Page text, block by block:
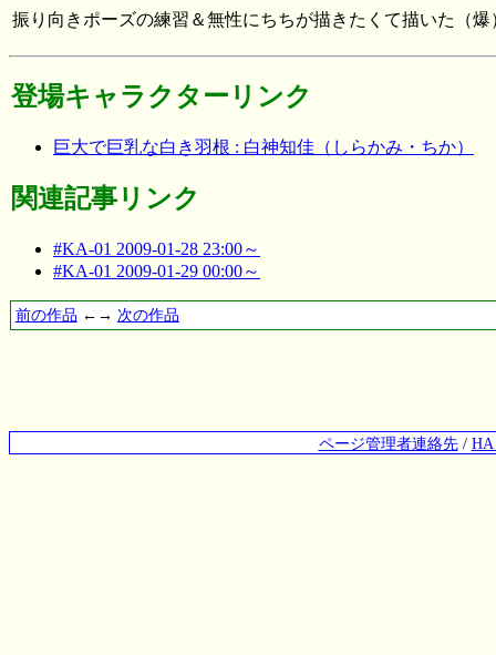
振り向きポーズの練習＆無性にちちが描きたくて描いた（爆
登場キャラクターリンク
巨大で巨乳な白き羽根 : 白神知佳（しらかみ・ちか）
関連記事リンク
#KA-01 2009-01-28 23:00～
#KA-01 2009-01-29 00:00～
前の作品 ←→ 次の作品
ページ管理者連絡先/ HA